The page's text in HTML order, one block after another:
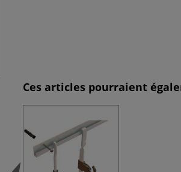
Ces articles pourraient